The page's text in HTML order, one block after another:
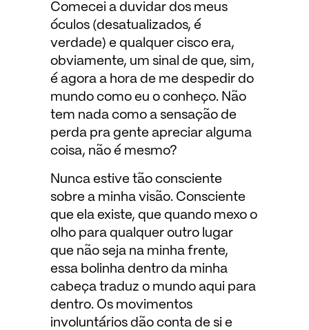
Comecei a duvidar dos meus
óculos (desatualizados, é
verdade) e qualquer cisco era,
obviamente, um sinal de que, sim,
é agora a hora de me despedir do
mundo como eu o conheço. Não
tem nada como a sensação de
perda pra gente apreciar alguma
coisa, não é mesmo?
Nunca estive tão consciente
sobre a minha visão. Consciente
que ela existe, que quando mexo o
olho para qualquer outro lugar
que não seja na minha frente,
essa bolinha dentro da minha
cabeça traduz o mundo aqui para
dentro. Os movimentos
involuntários dão conta de si e